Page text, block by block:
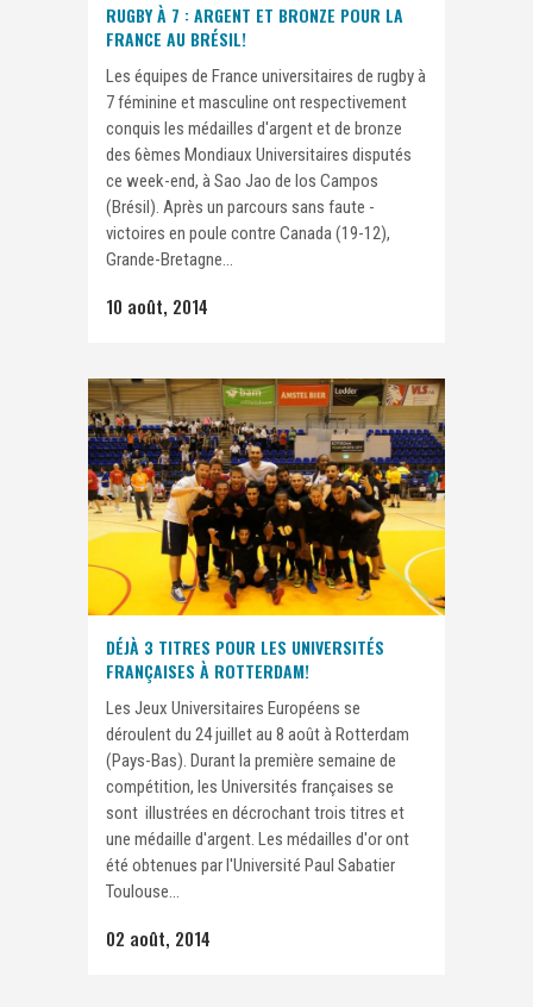
RUGBY À 7 : ARGENT ET BRONZE POUR LA
FRANCE AU BRÉSIL!
Les équipes de France universitaires de rugby à
7 féminine et masculine ont respectivement
conquis les médailles d'argent et de bronze
des 6èmes Mondiaux Universitaires disputés
ce week-end, à Sao Jao de los Campos
(Brésil). Après un parcours sans faute -
victoires en poule contre Canada (19-12),
Grande-Bretagne...
10 août, 2014
DÉJÀ 3 TITRES POUR LES UNIVERSITÉS
FRANÇAISES À ROTTERDAM!
Les Jeux Universitaires Européens se
déroulent du 24 juillet au 8 août à Rotterdam
(Pays-Bas). Durant la première semaine de
compétition, les Universités françaises se
sont illustrées en décrochant trois titres et
une médaille d'argent. Les médailles d'or ont
été obtenues par l'Université Paul Sabatier
Toulouse...
02 août, 2014